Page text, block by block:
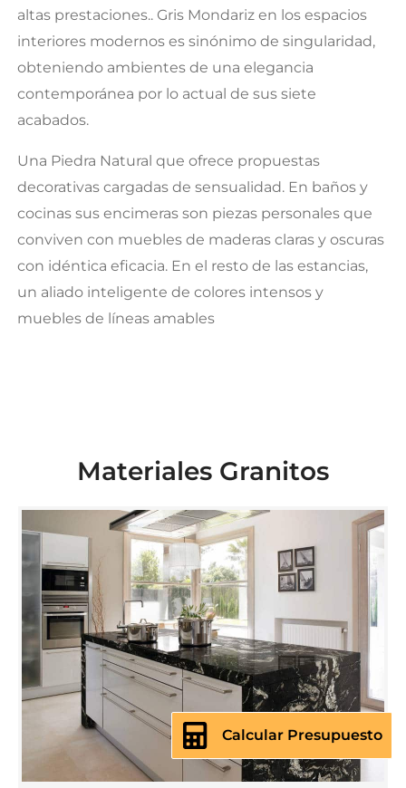
Calcular Presupuesto
altas prestaciones.. Gris Mondariz en los espacios
interiores modernos es sinónimo de singularidad,
obteniendo ambientes de una elegancia
contemporánea por lo actual de sus siete
acabados.
Una Piedra Natural que ofrece propuestas
decorativas cargadas de sensualidad. En baños y
cocinas sus encimeras son piezas personales que
conviven con muebles de maderas claras y oscuras
con idéntica eficacia. En el resto de las estancias,
un aliado inteligente de colores intensos y
muebles de líneas amables
Materiales Granitos